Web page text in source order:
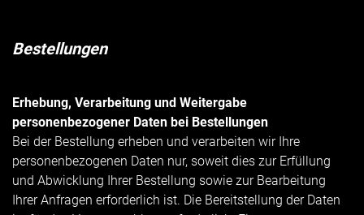
Bestellungen
Erhebung, Verarbeitung und Weitergabe
personenbezogener Daten bei Bestellungen
Bei der Bestellung erheben und verarbeiten wir Ihre
personenbezogenen Daten nur, soweit dies zur Erfüllung
und Abwicklung Ihrer Bestellung sowie zur Bearbeitung
Ihrer Anfragen erforderlich ist. Die Bereitstellung der Daten